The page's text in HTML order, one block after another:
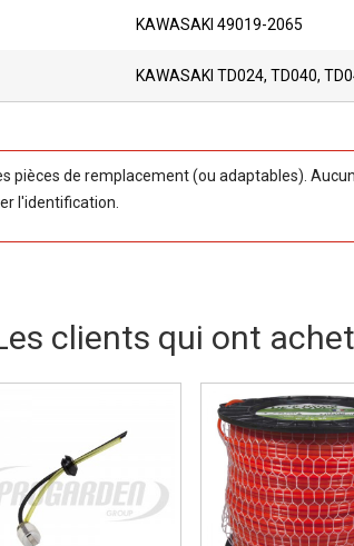
KAWASAKI 49019-2065
KAWASAKI TD024, TD040,
pièces de remplacement (ou adaptables).
l'identification.
clients qui ont